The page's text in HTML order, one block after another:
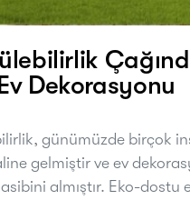
Dekorasyonu
günümüzde birçok
gelmiştir ve ev
almıştır. Eko-dostu